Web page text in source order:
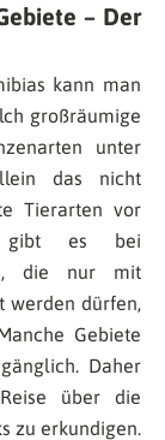
– Der
kann man
großräumige
unter
das nicht
Tierarten vor
gibt es bei
die nur mit
werden dürfen,
Gebiete
Daher
über die
zu erkundigen.